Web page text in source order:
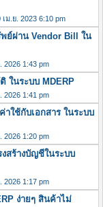
ม.ย. 2023 6:10 pm
ย์ผ่าน Vendor Bill ใน
2026 1:43 pm
ในระบบ MDERP
2026 1:41 pm
ใช้กับเอกสาร ในระบบ
2026 1:20 pm
สร้างบัญชีในระบบ
2026 1:17 pm
ง่ายๆ สินค้าไม่